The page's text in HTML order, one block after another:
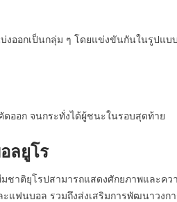
งออกเป็นกลุ่ม ๆ โดยแข่งขันกันในรูปแ
ออก จนกระทั่งได้ผู้ชนะในรอบสุดท้าย
ลยูโร
มชาติยุโรปสามารถแสดงศักยภาพและ
ะแฟนบอล รวมถึงส่งเสริมการพัฒนาวงก